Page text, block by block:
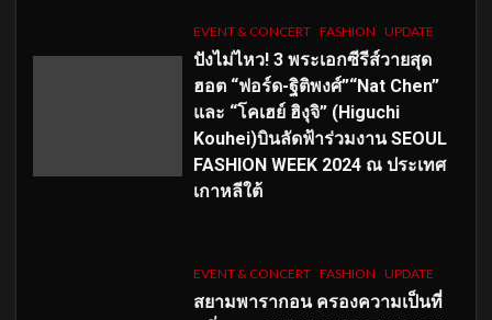
EVENT & CONCERT FASHION UPDATE
ปังไม่ไหว! 3 พระเอกซีรีส์วายสุด
ฮอต “ฟอร์ด-ฐิติพงศ์”“Nat Chen”
และ “โคเฮย์ ฮิงุจิ” (Higuchi
Kouhei)บินลัดฟ้าร่วมงาน SEOUL
FASHION WEEK 2024 ณ ประเทศ
เกาหลีใต้
EVENT & CONCERT FASHION UPDATE
สยามพารากอน ครองความเป็นที่